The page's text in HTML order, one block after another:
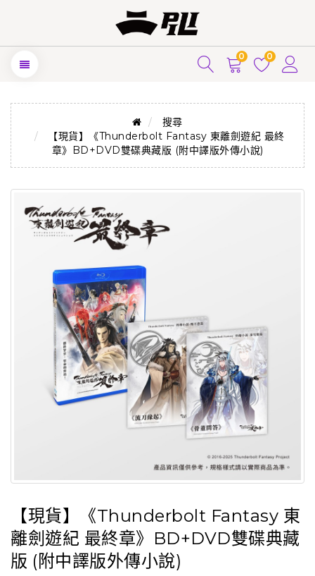
0 0
搜尋
【現貨】《Thunderbolt Fantasy 東離劍遊紀 最終
章》BD+DVD雙碟典藏版 (附中譯版外傳小說)
【現貨】《Thunderbolt Fantasy 東
離劍遊紀 最終章》BD+DVD雙碟典藏
版 (附中譯版外傳小說)